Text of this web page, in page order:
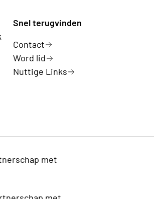
Snel terugvinden
Contact
Word lid
Nuttige Links
met